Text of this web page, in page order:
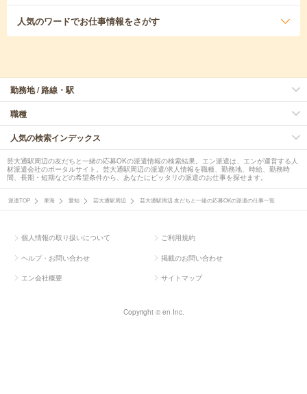
人気のワードでお仕事情報をさがす
勤務地 / 路線・駅
職種
人気の検索インデックス
芸大通駅周辺の友だちと一緒の応募OKの派遣情報の検索結果。エン派遣は、エンが運営する人
材派遣会社のポータルサイト。芸大通駅周辺の派遣/求人情報を職種、勤務地、時給、勤務時
間、長期・短期などの希望条件から、あなたにピッタリの派遣のお仕事を探せます。
派遣TOP 東海 愛知 芸大通駅周辺 芸大通駅周辺 友だちと一緒の応募OKの派遣の仕事一覧
個人情報の取り扱いについて ご利用規約
ヘルプ・お問い合わせ 掲載のお問い合わせ
エン会社概要 サイトマップ
Copyright © en Inc.